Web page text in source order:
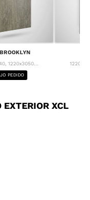
1220x3050...
PEDIDO
XCL